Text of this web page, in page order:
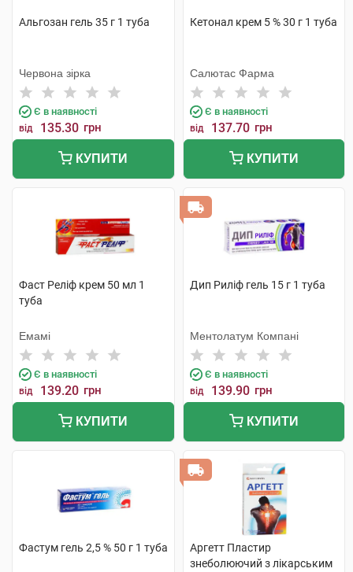
Альгозан гель 35 г 1 туба
Червона зірка
Є в наявності
від 135.30 грн
КУПИТИ
Кетонал крем 5 % 30 г 1 туба
Салютас Фарма
Є в наявності
від 137.70 грн
КУПИТИ
Фаст Реліф крем 50 мл 1
туба
Емамі
Є в наявності
від 139.20 грн
КУПИТИ
Дип Риліф гель 15 г 1 туба
Ментолатум Компані
Є в наявності
від 139.90 грн
КУПИТИ
Фастум гель 2,5 % 50 г 1 туба
Аргетт Пластир
знеболюючий з лікарським